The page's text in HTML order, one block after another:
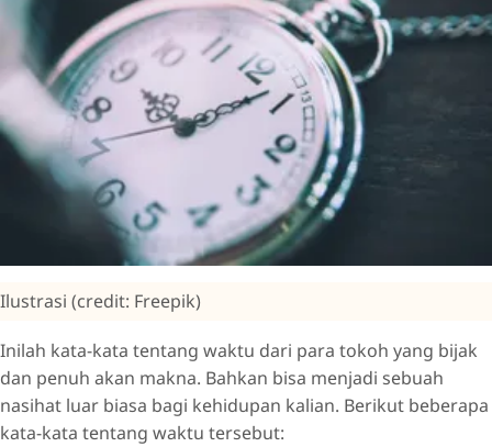
Ilustrasi (credit: Freepik)
Inilah kata-kata tentang waktu dari para tokoh yang bijak
dan penuh akan makna. Bahkan bisa menjadi sebuah
nasihat luar biasa bagi kehidupan kalian. Berikut beberapa
kata-kata tentang waktu tersebut: